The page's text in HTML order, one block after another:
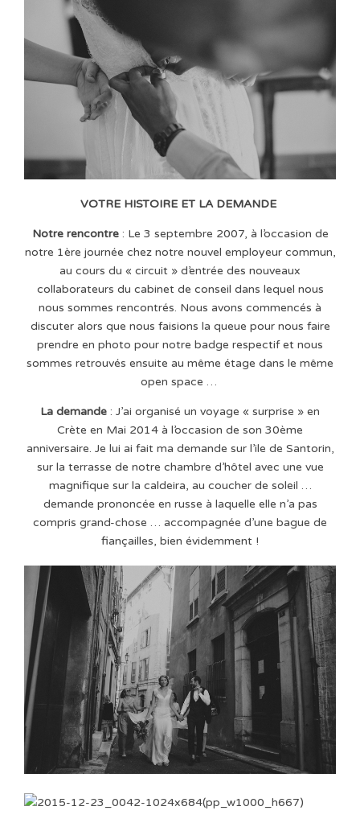
VOTRE HISTOIRE ET LA DEMANDE
Notre rencontre : Le 3 septembre 2007, à l’occasion de
notre 1ère journée chez notre nouvel employeur commun,
au cours du « circuit » d’entrée des nouveaux
collaborateurs du cabinet de conseil dans lequel nous
nous sommes rencontrés. Nous avons commencés à
discuter alors que nous faisions la queue pour nous faire
prendre en photo pour notre badge respectif et nous
sommes retrouvés ensuite au même étage dans le même
open space …
La demande : J’ai organisé un voyage « surprise » en
Crète en Mai 2014 à l’occasion de son 30ème
anniversaire. Je lui ai fait ma demande sur l’ile de Santorin,
sur la terrasse de notre chambre d’hôtel avec une vue
magnifique sur la caldeira, au coucher de soleil …
demande prononcée en russe à laquelle elle n’a pas
compris grand-chose … accompagnée d’une bague de
fiançailles, bien évidemment !